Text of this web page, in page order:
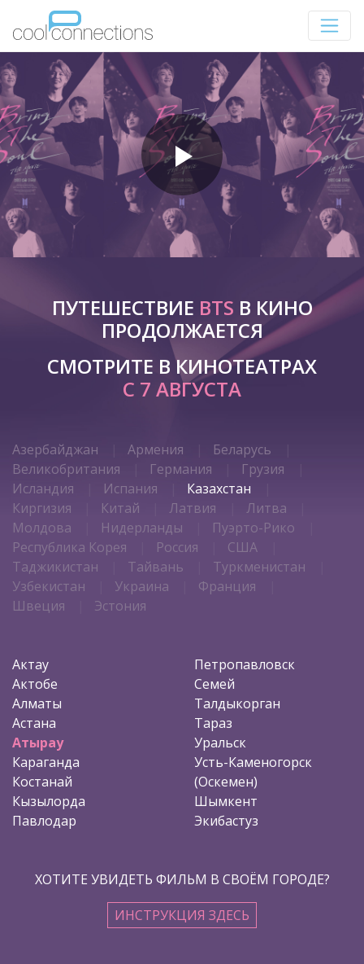
ПУТЕШЕСТВИЕ BTS В КИНО
ПРОДОЛЖАЕТСЯ
СМОТРИТЕ В КИНОТЕАТРАХ
С 7 АВГУСТА
Азербайджан Армения
Беларусь
Великобритания
Германия
Грузия
Исландия
Испания
Казахстан
Киргизия
Китай Латвия
Литва
Молдова
Нидерланды
Пуэрто-Рико
Республика Корея
Россия
США
Таджикистан
Тайвань
Туркменистан
Узбекистан
Украина
Франция
Швеция
Эстония
Актау
Актобе
Алматы
Астана
Атырау
Караганда
Костанай
Кызылорда
Павлодар
Петропавловск
Семей
Талдыкорган
Тараз
Уральск
Усть-Каменогорск
(Оскемен)
Шымкент
Экибастуз
ХОТИТЕ УВИДЕТЬ ФИЛЬМ В СВОЁМ ГОРОДЕ?
ИНСТРУКЦИЯ ЗДЕСЬ